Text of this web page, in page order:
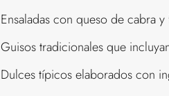
Ensaladas con queso de cabra
Guisos tradicionales que
Dulces típicos elaborados con